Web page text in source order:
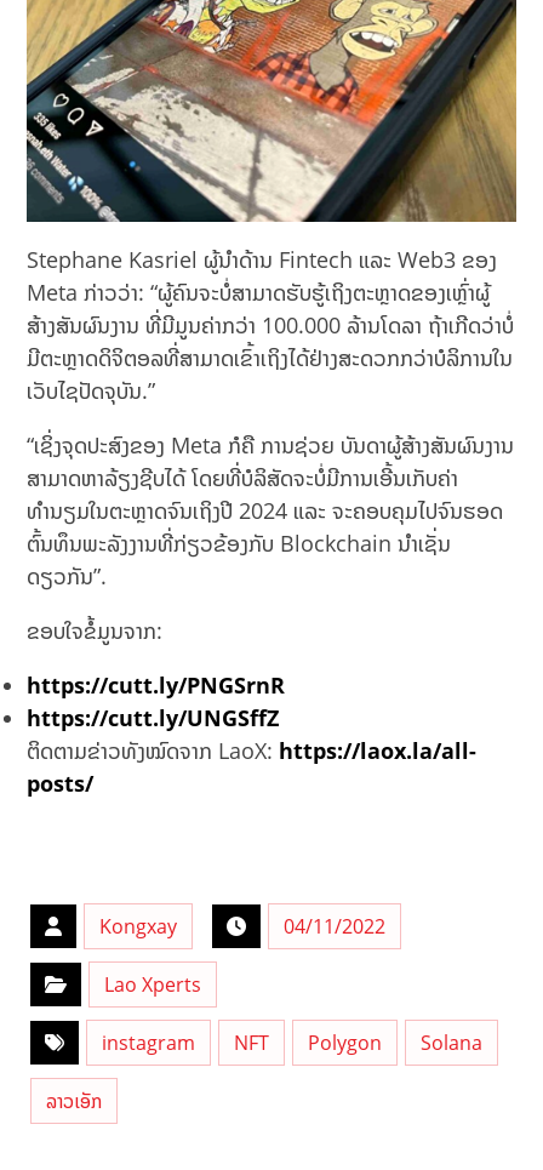
Stephane Kasriel ຜູ້ນໍາດ້ານ Fintech ແລະ Web3 ຂອງ
Meta ກ່າວວ່າ: “ຜູ້ຄົນຈະບໍ່ສາມາດຮັບຮູ້ເຖິງຕະຫຼາດຂອງເຫຼົ່າຜູ້
ສ້າງສັນຜົນງານ ທີ່ມີມູນຄ່າກວ່າ 100.000 ລ້ານໂດລາ ຖ້າເກີດວ່າບໍ່
ມີຕະຫຼາດດິຈິຕອລທີ່ສາມາດເຂົ້າເຖິງໄດ້ຢ່າງສະດວກກວ່າບໍລິການໃນ
ເວັບໄຊປັດຈຸບັນ.”
“ເຊິ່ງຈຸດປະສົງຂອງ Meta ກໍຄື ການຊ່ວຍ ບັນດາຜູ້ສ້າງສັນຜົນງານ
ສາມາດຫາລ້ຽງຊີບໄດ້ ໂດຍທີ່ບໍລິສັດຈະບໍ່ມີການເອີ້ນເກັບຄ່າ
ທຳນຽມໃນຕະຫຼາດຈົນເຖິງປີ 2024 ແລະ ຈະຄອບຄຸມໄປຈົນຮອດ
ຕົ້ນທຶນພະລັງງານທີ່ກ່ຽວຂ້ອງກັບ Blockchain ນຳເຊັ່ນ
ດຽວກັນ”.
ຂອບໃຈຂໍ້ມູນຈາກ:
https://cutt.ly/PNGSrnR
https://cutt.ly/UNGSffZ
ຕິດຕາມຂ່າວທັງໝົດຈາກ LaoX: https://laox.la/all-
posts/
Kongxay 04/11/2022
Lao Xperts
instagram NFT Polygon Solana
ລາວເອັກ